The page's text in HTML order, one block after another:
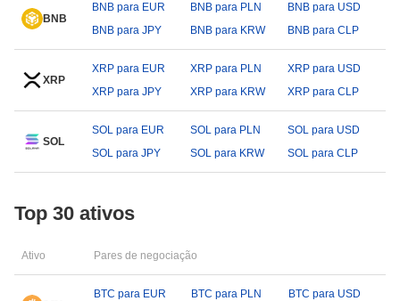
BNB
BNB para EUR BNB para PLN
BNB para USD
BNB para JPY
BNB para KRW BNB para CLP
XRP
XRP para EUR XRP para PLN
XRP para USD
XRP para JPY
XRP para KRW XRP para CLP
SOL
SOL para EUR SOL para PLN
SOL para USD
SOL para JPY
SOL para KRW SOL para CLP
Top 30 ativos
Ativo Pares de negociação
BTC para EUR BTC para PLN
BTC para USD